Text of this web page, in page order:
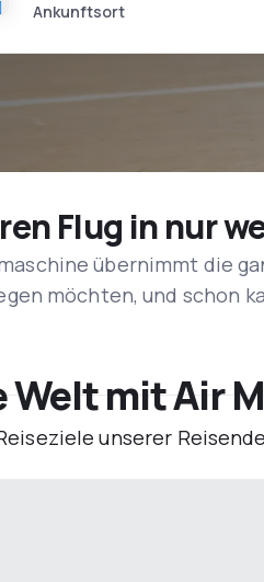
Flug in nur
übernimmt die
möchten, und schon
Welt mit Air
unserer